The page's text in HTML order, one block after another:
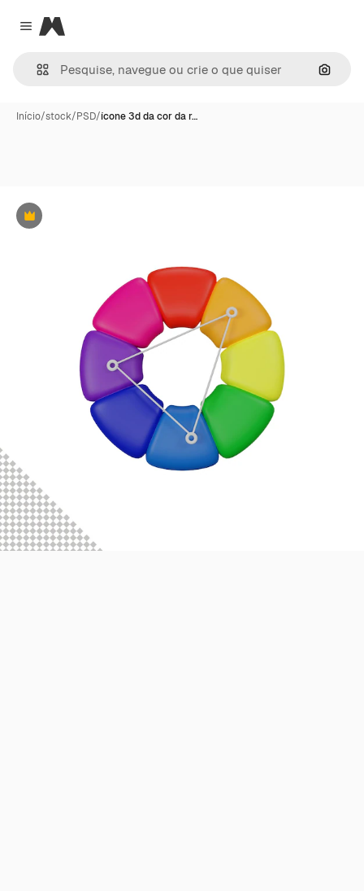
Close menu
Magnific
Início/stock/PSD/ícone 3d da cor da r…
Premium